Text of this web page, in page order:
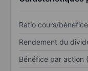
Ratio cours/
Rendement du
Bénéfice par action